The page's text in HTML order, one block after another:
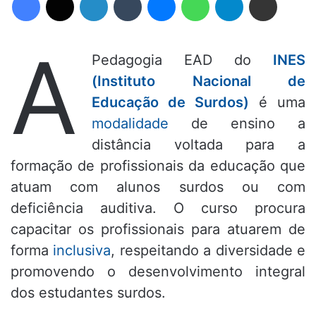
A Pedagogia EAD do INES
(Instituto Nacional de
Educação de Surdos) é uma
modalidade de ensino a
distância voltada para a
formação de profissionais da educação que
atuam com alunos surdos ou com
deficiência auditiva. O curso procura
capacitar os profissionais para atuarem de
forma inclusiva, respeitando a diversidade e
promovendo o desenvolvimento integral
dos estudantes surdos.